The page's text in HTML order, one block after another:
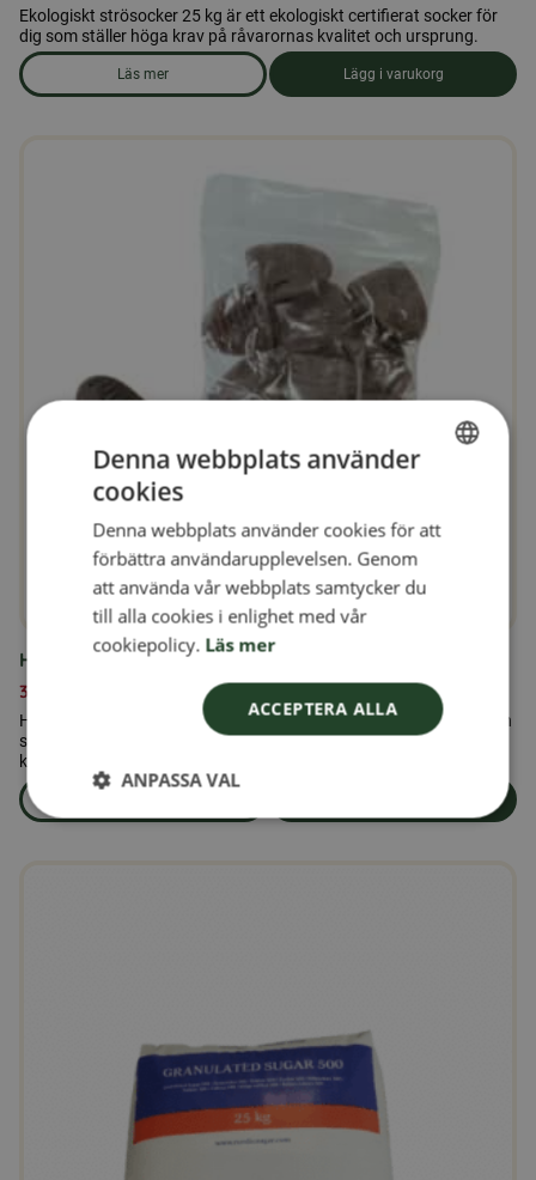
Ekologiskt strösocker 25 kg är ett ekologiskt certifierat socker för
dig som ställer höga krav på råvarornas kvalitet och ursprung.
Läs mer
om produkten Ekologiskt strösocker 25 kg
Lägg i varukorg
Honungslakrits Karameller 100gr
39,00
Honungslakrits Karameller kombinerar två älskade smaker i en och
samma karamell – den mjuka sötman från honung och den fylliga
karaktären från lakrits.
FINNISH
DANISH
Denna webbplats använder
cookies
Denna webbplats använder cookies för att
förbättra användarupplevelsen. Genom
att använda vår webbplats samtycker du
till alla cookies i enlighet med vår
cookiepolicy. Läs mer
ACCEPTERA ALLA
ANPASSA VAL